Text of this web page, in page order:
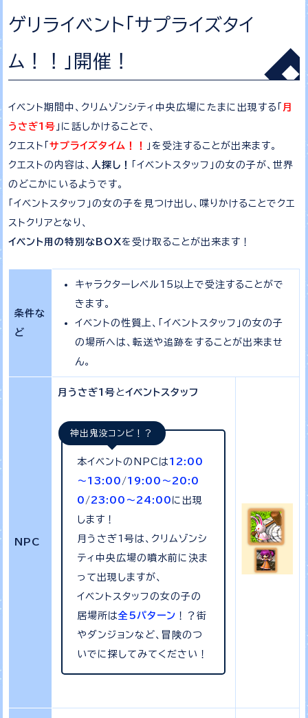
ゲリライベント「サプライズタイ
ム！！」開催！
イベント期間中、クリムゾンシティ中央広場にたまに出現する「 月
うさぎ1号 」に話しかけることで、
クエスト「 サプライズタイム！！
」を受注することが出来ます。
クエストの内容は、 人探し！
「イベントスタッフ」の女の子が、世界
のどこかにいるようです。
「イベントスタッフ」の女の子を見つけ出し、喋りかけることでクエ
ストクリアとなり、
イベント用の特別なBOXを受け取ることが出来ます！
条件な
ど
キャラクターレベル15以上で受注することがで
きます。
イベントの性質上、「イベントスタッフ」の女の子
の場所へは、転送や追跡をすることが出来ませ
ん。
NPC
月うさぎ1号 とイベントスタッフ
神出鬼没コンビ！？
本イベントのNPCは 12:00
～13:00 / 19:00～20:0
0 / 23:00～24:00 に出現
します！
月うさぎ1号は、クリムゾンシ
ティ中央広場の噴水前に決ま
って出現しますが、
イベントスタッフの女の子の
居場所は全5パターン ！？街
やダンジョンなど、冒険のつ
いでに探してみてください！